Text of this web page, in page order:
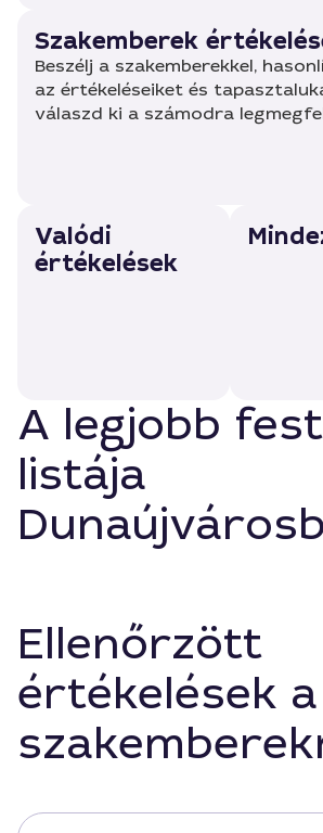
Szakemberek
Beszélj a szakemberekkel,
az értékeléseiket és
válaszd ki a számodra
Valódi
értékelések
A legjobb
listája
Ellenőrzött
értékelések